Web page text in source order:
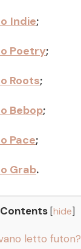
Indie;
Poetry;
Roots;
Bebop;
Pace;
Grab.
Contents [hide
letto futon?